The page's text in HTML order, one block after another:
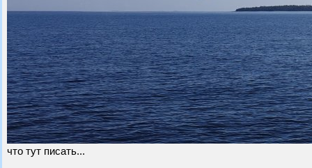
что тут писать...